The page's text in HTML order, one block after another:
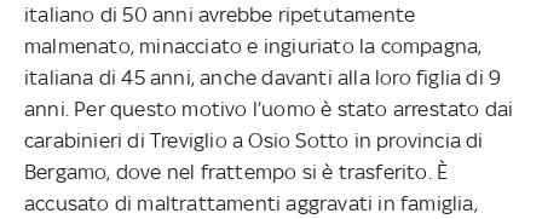
italiano di 50 anni avrebbe ripetutamente
malmenato, minacciato e ingiuriato la compagna,
italiana di 45 anni, anche davanti alla loro figlia di 9
anni. Per questo motivo l’uomo è stato arrestato dai
carabinieri di Treviglio a Osio Sotto in provincia di
Bergamo, dove nel frattempo si è trasferito. È
accusato di maltrattamenti aggravati in famiglia,